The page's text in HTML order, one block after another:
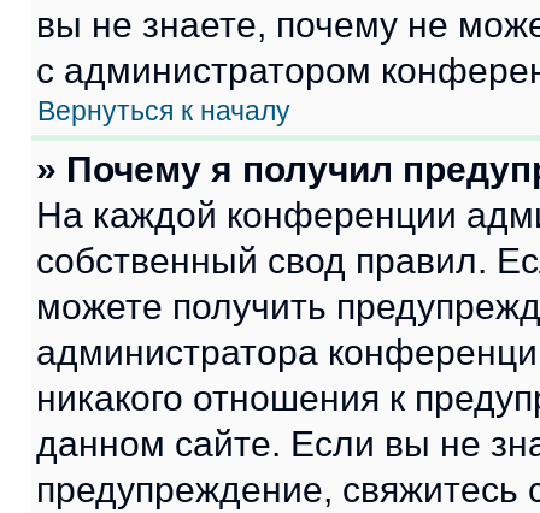
вы не знаете, почему не
с администратором
Вернуться к началу
» Почему я получил
На каждой конференции
собственный свод правил.
можете получить
администратора
никакого отношения к
данном сайте. Если вы не
предупреждение,